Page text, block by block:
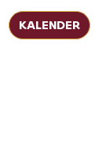
KALENDER